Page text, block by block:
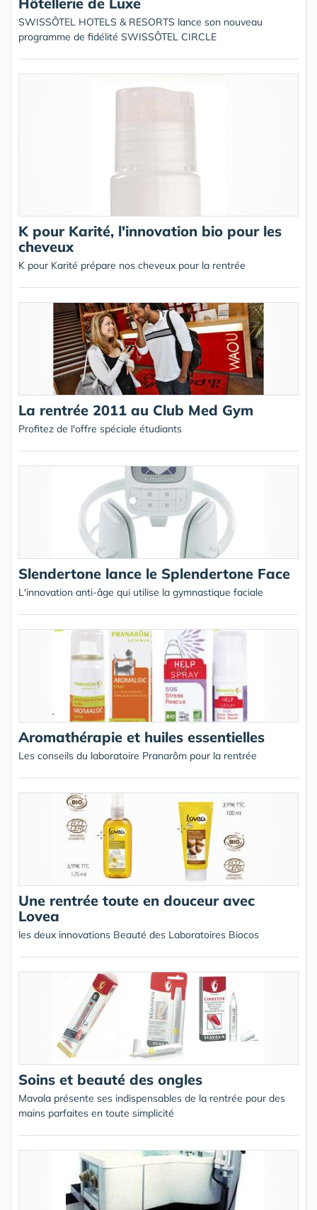
SWISSÔTEL HOTELS & RESORTS lance son nouveau
programme de fidélité SWISSÔTEL CIRCLE
K pour Karité, l'innovation bio pour les
cheveux
K pour Karité prépare nos cheveux pour la rentrée
La rentrée 2011 au Club Med Gym
Profitez de l'offre spéciale étudiants
Slendertone lance le Splendertone Face
L'innovation anti-âge qui utilise la gymnastique faciale
Aromathérapie et huiles essentielles
Les conseils du laboratoire Pranarôm pour la rentrée
Une rentrée toute en douceur avec
Lovea
les deux innovations Beauté des Laboratoires Biocos
Soins et beauté des ongles
Mavala présente ses indispensables de la rentrée pour des
mains parfaites en toute simplicité